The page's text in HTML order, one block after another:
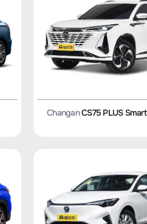
ChanganCS75 PLUS Smart